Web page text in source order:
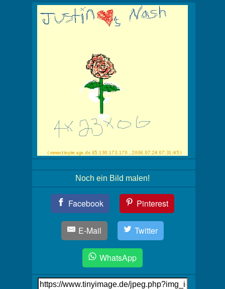
Noch ein Bild malen!
Facebook Pinterest
E-Mail Twitter
WhatsApp
Link